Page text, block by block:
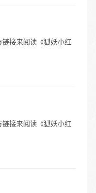
接来阅读《狐妖小红
接来阅读《狐妖小红